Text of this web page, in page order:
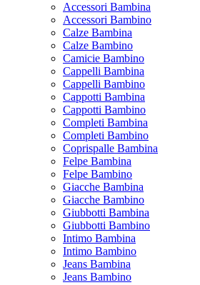
Accessori Bambina
Accessori Bambino
Calze Bambina
Calze Bambino
Camicie Bambino
Cappelli Bambina
Cappelli Bambino
Cappotti Bambina
Cappotti Bambino
Completi Bambina
Completi Bambino
Coprispalle Bambina
Felpe Bambina
Felpe Bambino
Giacche Bambina
Giacche Bambino
Giubbotti Bambina
Giubbotti Bambino
Intimo Bambina
Intimo Bambino
Jeans Bambina
Jeans Bambino